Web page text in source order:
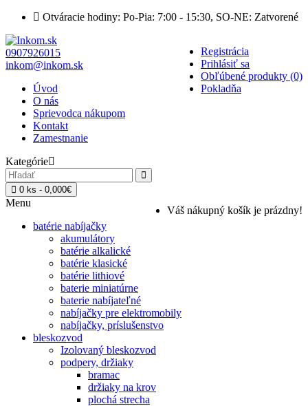
Otváracie hodiny: Po-Pia: 7:00 - 15:30, SO-NE: Zatvorené
Registrácia
Prihlásiť sa
Obľúbené produkty (0)
Pokladňa
0907926015
inkom@inkom.sk
Úvod
O nás
Sprievodca nákupom
Kontakt
Zamestnanie
Kategórie
0 ks - 0,000€
Váš nákupný košík je prázdny!
Menu
batérie nabíjačky
akumulátory
batérie alkalické
batérie klasické
batérie lithiové
baterie miniatúrne
baterie nabíjateľné
nabíjačky pre elektromobily
nabíjačky, príslušenstvo
bleskozvod
Izolovaný bleskozvod
podpery, držiaky
bramac
držiaky na krov
plochá strecha